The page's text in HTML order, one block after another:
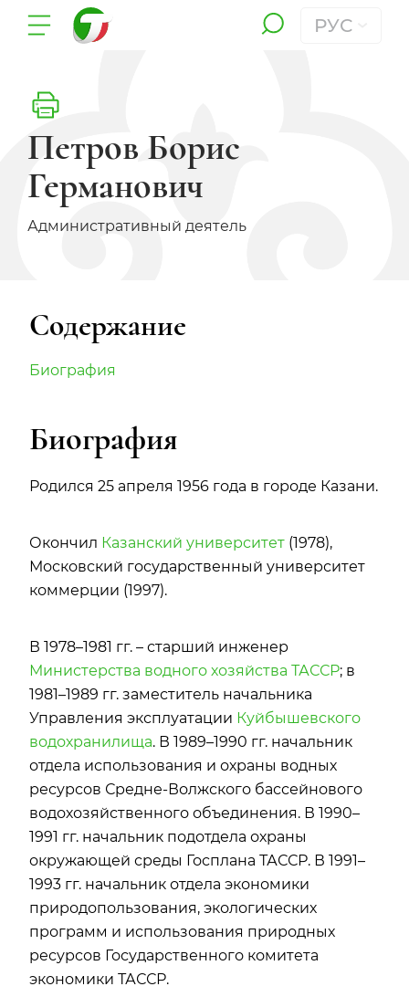
РУС
Петров Борис
Германович
Административный деятель
Содержание
Биография
Биография
Родился 25 апреля 1956 года в городе Казани.
Окончил Казанский университет (1978),
Московский государственный университет
коммерции (1997).
В 1978–1981 гг. – старший инженер
Министерства водного хозяйства ТАССР; в
1981–1989 гг. заместитель начальника
Управления эксплуатации Куйбышевского
водохранилища. В 1989–1990 гг. начальник
отдела использования и охраны водных
ресурсов Средне-Волжского бассейнового
водохозяйственного объединения. В 1990–
1991 гг. начальник подотдела охраны
окружающей среды Госплана ТАССР. В 1991–
1993 гг. начальник отдела экономики
природопользования, экологических
программ и использования природных
ресурсов Государственного комитета
экономики ТАССР.